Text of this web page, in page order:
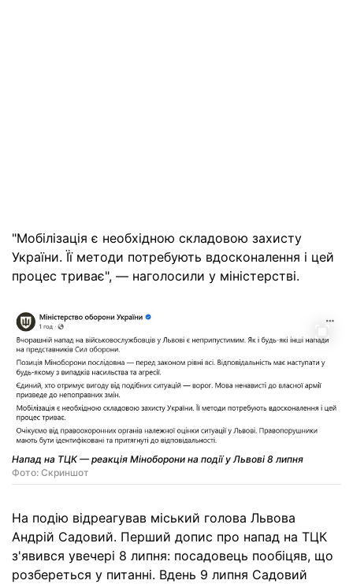
"Мобілізація є необхідною складовою захисту
України. Її методи потребують вдосконалення і цей
процес триває", — наголосили у міністерстві.
Напад на ТЦК — реакція Міноборони на події у Львові 8 липня
Фото: Скриншот
На подію відреагував міський голова Львова
Андрій Садовий. Перший допис про напад на ТЦК
з'явився увечері 8 липня: посадовець пообіцяв, що
розбереться у питанні. Вдень 9 липня Садовий